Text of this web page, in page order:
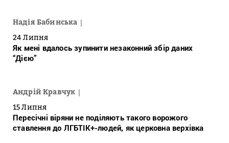
Надія Бабинська
24 Липня
Як мені вдалось зупинити незаконний збір даних
“Дією”
Андрій Кравчук
15 Липня
Пересічні віряни не поділяють такого ворожого
ставлення до ЛГБТІК+-людей, як церковна верхівка